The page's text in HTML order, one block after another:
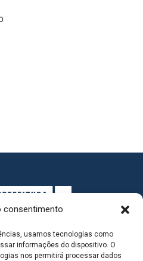
consentimento
usamos tecnologias como
informações do dispositivo. O
nos permitirá processar dados